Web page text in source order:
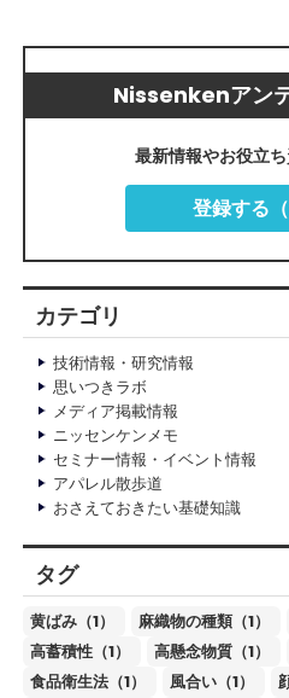
Nissenkenアン
最新情報やお役立
登録する（
カテゴリ
技術情報・研究情報
思いつきラボ
メディア掲載情報
ニッセンケンメモ
セミナー情報・イベント情報
アパレル散歩道
おさえておきたい基礎知識
タグ
黄ばみ（1） 麻織物の種類（1）
高蓄積性（1）
高懸念物質（1）
食品衛生法（1）
風合い（1）